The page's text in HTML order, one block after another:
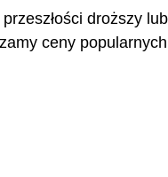
przeszłości droższy
ceny